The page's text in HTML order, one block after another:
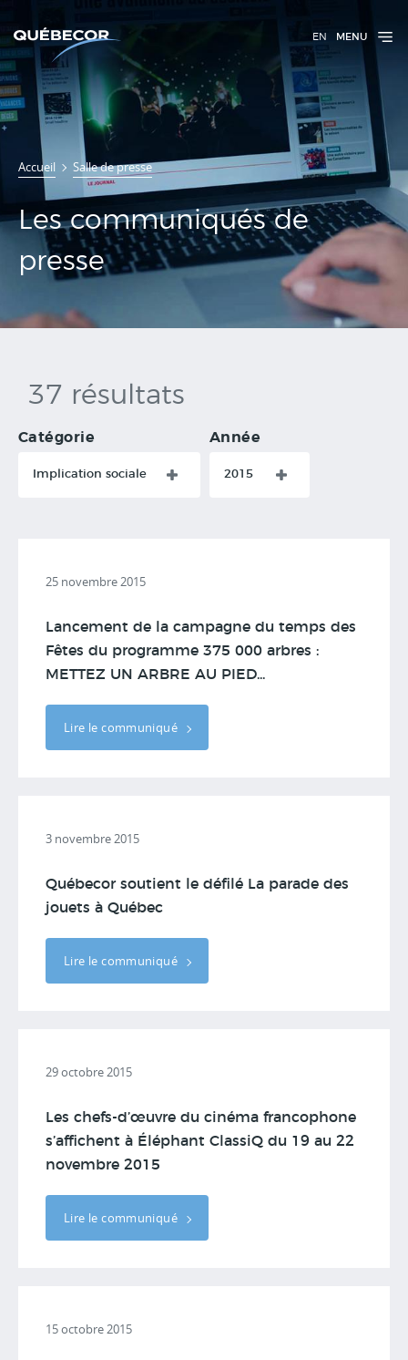
EN MENU
Accueil Salle de presse
Communiqués
de presse
Les communiqués de
presse
37 résultats
Catégorie
Implication sociale
Année
2015
25 novembre 2015
Lancement de la campagne du temps des
Fêtes du programme 375 000 arbres :
METTEZ UN ARBRE AU PIED...
Lire le communiqué
3 novembre 2015
Québecor soutient le défilé La parade des
jouets à Québec
Lire le communiqué
29 octobre 2015
Les chefs-d’œuvre du cinéma francophone
s’affichent à Éléphant ClassiQ du 19 au 22
novembre 2015
Lire le communiqué
15 octobre 2015